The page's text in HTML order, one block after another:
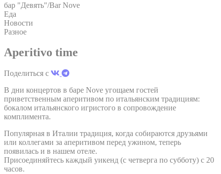
основном третьими сторонами для создания профиля
Пользовательские данные рекламы
Дать согласие на отправку пользовательских данных,
связанных с рекламой, в Google.
Персонализированная реклама
Предоставить согласие третьим лицам на
персонализированную рекламу
бар "Девять"/Bar Nove
Еда
Новости
Разное
Aperitivo time
Поделиться с
В дни концертов в баре Nove угощаем гостей
приветственным аперитивом по итальянским традициям:
бокалом итальянского игристого в сопровождение
комплимента.
Популярная в Италии традиция, когда собираются друзьями
или коллегами за аперитивом перед ужином, теперь
появилась и в нашем отеле.
Присоединяйтесь каждый уикенд (с четверга по субботу) с 20
часов.